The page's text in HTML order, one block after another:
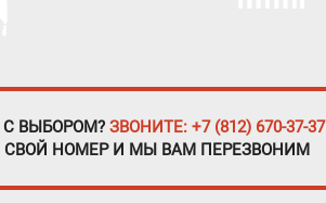
С ВЫБОРОМ? ЗВОНИТЕ: +7 (812) 670-37-37
СВОЙ НОМЕР И МЫ ВАМ ПЕРЕЗВОНИМ